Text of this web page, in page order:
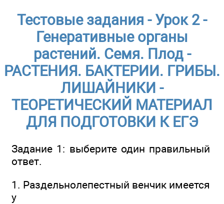
Тестовые задания - Урок 2 -
Генеративные органы
растений. Семя. Плод -
РАСТЕНИЯ. БАКТЕРИИ. ГРИБЫ.
ЛИШАЙНИКИ -
ТЕОРЕТИЧЕСКИЙ МАТЕРИАЛ
ДЛЯ ПОДГОТОВКИ К ЕГЭ
Задание 1: выберите один правильный
ответ.
1. Раздельнолепестный венчик имеется
у